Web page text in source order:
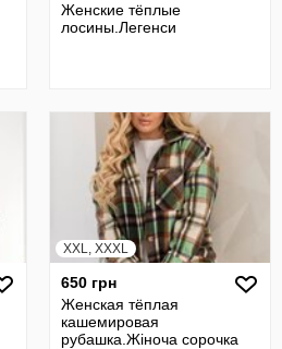
Женские тёплые
лосины.Легенси
XXL, XXXL
650 грн
Женская тёплая
кашемировая
рубашка.Жiноча сорочка